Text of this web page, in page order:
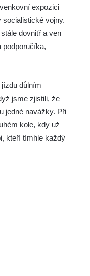
expozici
vojny.
dovnitř a ven
podporučíka,
důlním
jsme zjistili, že
jedné navážky. Při
kole, kdy už
kteří tímhle každý